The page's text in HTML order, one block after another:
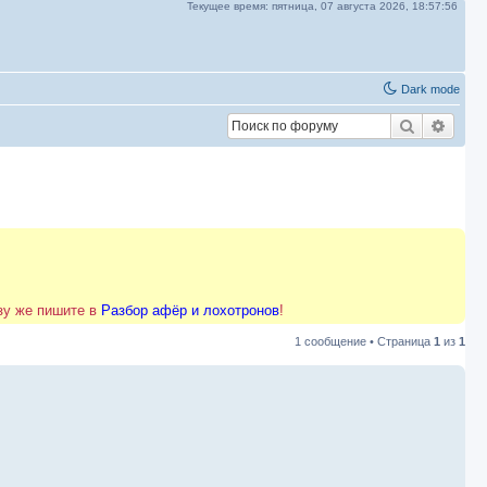
Текущее время: пятница, 07 августа 2026, 18:57:56
Dark mode
Поиск
же пишите в Разбор афёр и лохотронов!
1 сообщение • Страница 1 из 1